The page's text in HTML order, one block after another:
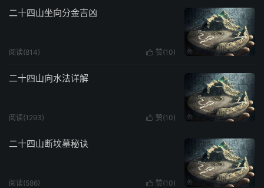
二十四山坐向分金吉凶
 赞(10)
阅读(814)
二十四山向水法详解
 赞(10)
阅读(1293)
二十四山断坟墓秘诀
 赞(10)
阅读(586)